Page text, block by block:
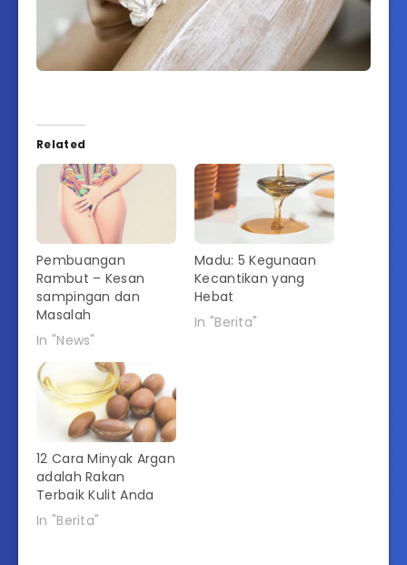
Related
Pembuangan
Rambut – Kesan
sampingan dan
Masalah
In "News"
Madu: 5 Kegunaan
Kecantikan yang
Hebat
In "Berita"
12 Cara Minyak Argan
adalah Rakan
Terbaik Kulit Anda
In "Berita"